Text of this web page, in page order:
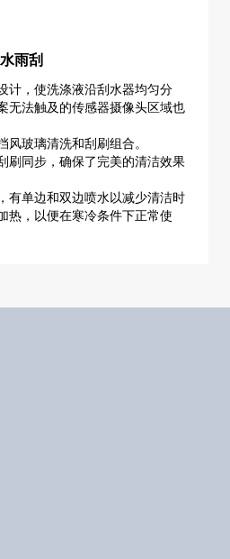
雨刮
计，使洗涤液沿刮水器均匀分
无法触及的传感器摄像头区域也
玻璃清洗和刮刷组合。
刷同步，确保了完美的清洁效果
有单边和双边喷水以减少清洁时
热，以便在寒冷条件下正常使